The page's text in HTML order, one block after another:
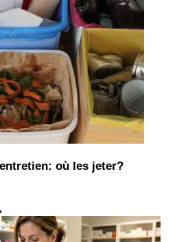
où les jeter?